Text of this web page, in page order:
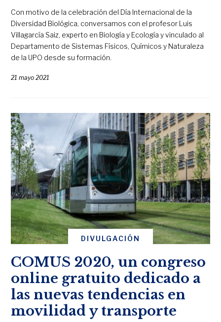
Con motivo de la celebración del Día Internacional de la
Diversidad Biológica, conversamos con el profesor Luis
Villagarcía Saiz, experto en Biología y Ecología y vinculado al
Departamento de Sistemas Físicos, Químicos y Naturaleza
de la UPO desde su formación.
21 mayo 2021
DIVULGACIÓN
COMUS 2020, un congreso
online gratuito dedicado a
las nuevas tendencias en
movilidad y transporte